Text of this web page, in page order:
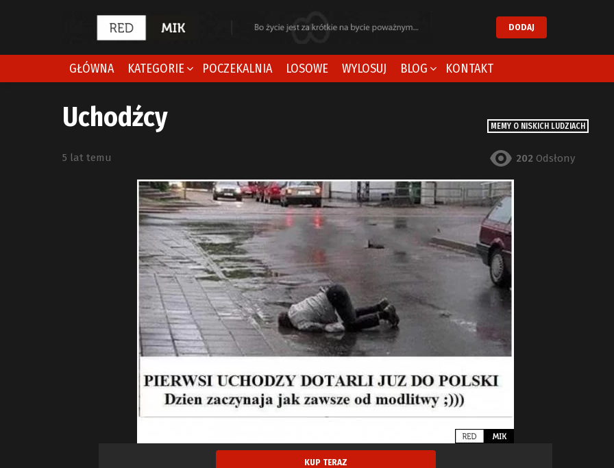
DODAJ
GŁÓWNA KATEGORIE POCZEKALNIA LOSOWE WYLOSUJ BLOG KONTAKT
MEMY O NISKICH LUDZIACH
Uchodźcy
5 lat temu 202 Odsłony
KUP TERAZ